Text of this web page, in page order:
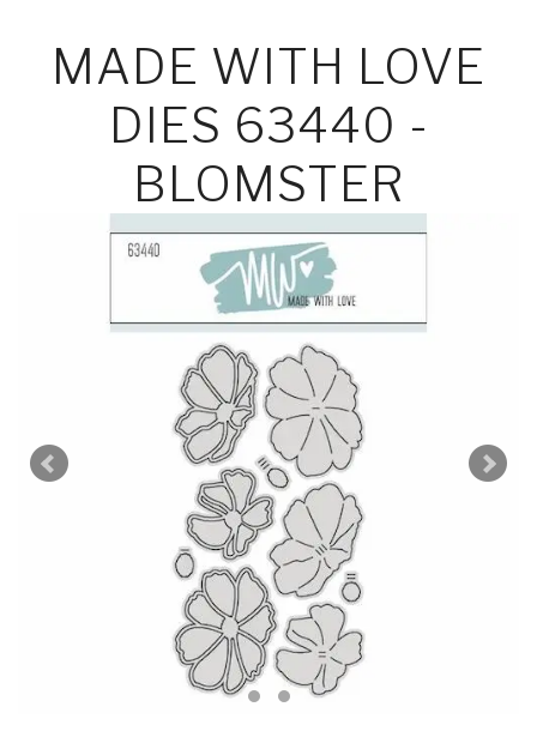
MADE WITH LOVE
DIES 63440 -
BLOMSTER